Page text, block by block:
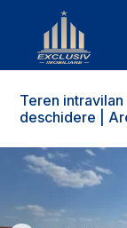
Teren intravilan
deschidere |